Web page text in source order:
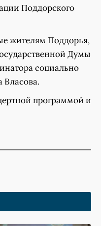
Поддорского
жителям Поддорья,
Думы
социально
Власова.
программой и